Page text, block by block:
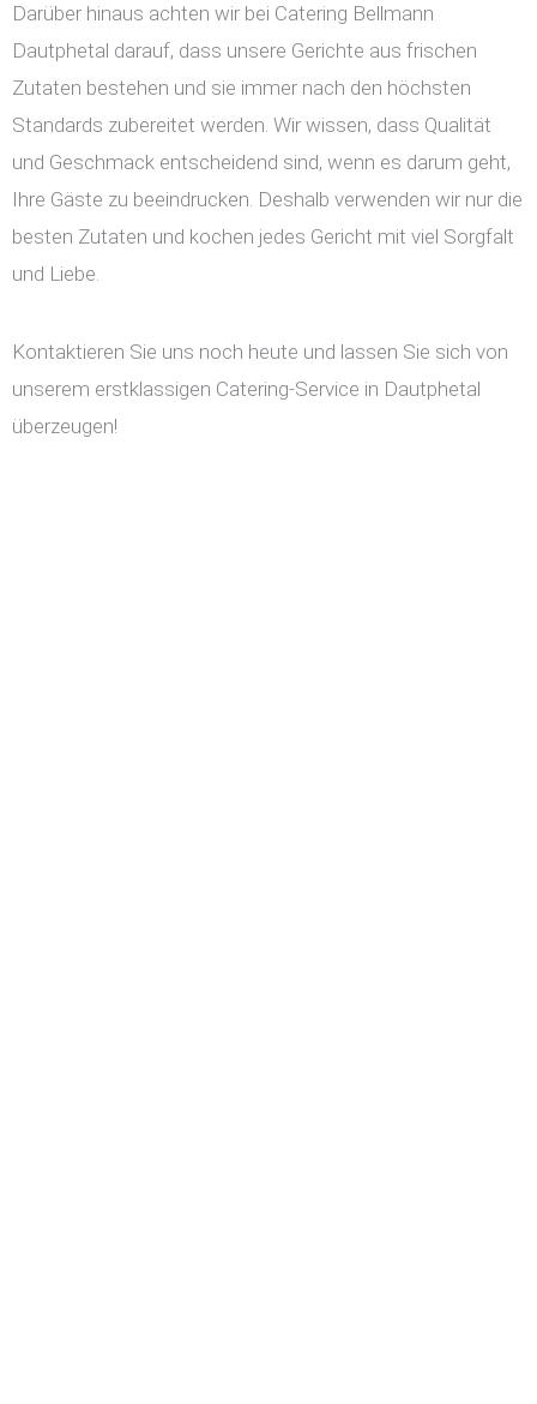
Darüber hinaus achten wir bei Catering Bellmann
Dautphetal darauf, dass unsere Gerichte aus frischen
Zutaten bestehen und sie immer nach den höchsten
Standards zubereitet werden. Wir wissen, dass Qualität
und Geschmack entscheidend sind, wenn es darum geht,
Ihre Gäste zu beeindrucken. Deshalb verwenden wir nur die
besten Zutaten und kochen jedes Gericht mit viel Sorgfalt
und Liebe.
Kontaktieren Sie uns noch heute und lassen Sie sich von
unserem erstklassigen Catering-Service in Dautphetal
überzeugen!